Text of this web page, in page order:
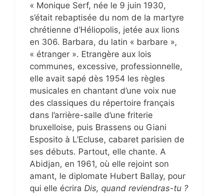
« Monique Serf, née le 9 juin 1930,
s’était rebaptisée du nom de la martyre
chrétienne d’Héliopolis, jetée aux lions
en 306. Barbara, du latin « barbare »,
« étranger ». Etrangère aux lois
communes, excessive, professionnelle,
elle avait sapé dès 1954 les règles
musicales en chantant d’une voix nue
des classiques du répertoire français
dans l’arrière-salle d’une friterie
bruxelloise, puis Brassens ou Giani
Esposito à L’Ecluse, cabaret parisien de
ses débuts. Partout, elle chante. A
Abidjan, en 1961, où elle rejoint son
amant, le diplomate Hubert Ballay, pour
qui elle écrira Dis, quand reviendras-tu ?